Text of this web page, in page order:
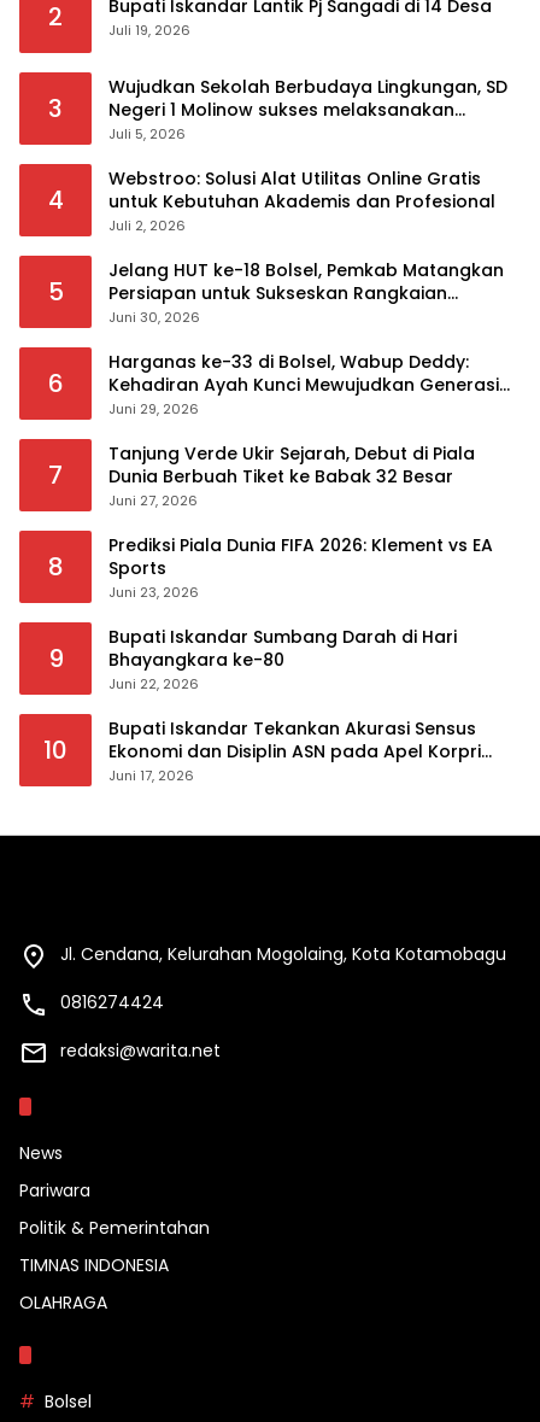
2 Bupati Iskandar Lantik Pj Sangadi di 14 Desa
Juli 19, 2026
3
Wujudkan Sekolah Berbudaya Lingkungan, SD
Negeri 1 Molinow sukses melaksanakan
serangkaian kegiatan Kampanye dan
Juli 5, 2026
4
Webstroo: Solusi Alat Utilitas Online Gratis
untuk Kebutuhan Akademis dan Profesional
Juli 2, 2026
5
Jelang HUT ke-18 Bolsel, Pemkab Matangkan
Persiapan untuk Sukseskan Rangkaian
Peringatan
Juni 30, 2026
6
Harganas ke-33 di Bolsel, Wabup Deddy:
Kehadiran Ayah Kunci Mewujudkan Generasi
Berkualitas
Juni 29, 2026
7
Tanjung Verde Ukir Sejarah, Debut di Piala
Dunia Berbuah Tiket ke Babak 32 Besar
Juni 27, 2026
8
Prediksi Piala Dunia FIFA 2026: Klement vs EA
Sports
Juni 23, 2026
9
Bupati Iskandar Sumbang Darah di Hari
Bhayangkara ke-80
Juni 22, 2026
10
Bupati Iskandar Tekankan Akurasi Sensus
Ekonomi dan Disiplin ASN pada Apel Korpri
Pemkab Bolsel
Juni 17, 2026
Jl. Cendana, Kelurahan Mogolaing, Kota Kotamobagu
0816274424
redaksi@warita.net
News
Pariwara
Politik & Pemerintahan
TIMNAS INDONESIA
OLAHRAGA
Bolsel